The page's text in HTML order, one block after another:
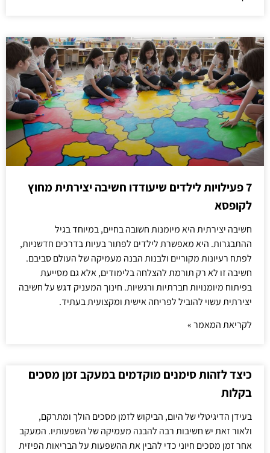
7 פעילויות לילדים שיעודדו חשיבה יצירתית מחוץ
לקופסא
חשיבה יצירתית היא מיומנות חשובה בחיים, במיוחד בגיל
ההתבגרות. היא מאפשרת לילדים לפתור בעיות בדרכים חדשניות,
לפתח רעיונות מקוריים ולבנות הבנה מעמיקה של העולם סביבם.
חשיבה זו לא רק תורמת להצלחה בלימודים, אלא גם מסייעת
בפיתוח מיומנויות חברתיות ורגשיות. חינוך המעניק דגש על חשיבה
יצירתית עשוי להוביל לפריחה אישית ומקצועית בעתיד.
לקריאת המאמר »
כיצד לזהות סימנים מוקדמים במעקב זמן מסכים
בקלות
בעידן הדיגיטלי של היום, הביקוש לזמן מסכים הולך ומתרקם,
ולאור זאת יש חשיבות רבה להבנה מעמיקה של השפעותיו. המעקב
אחר זמן מסכים חיוני כדי להבין את ההשפעות על הבריאות הפיזית